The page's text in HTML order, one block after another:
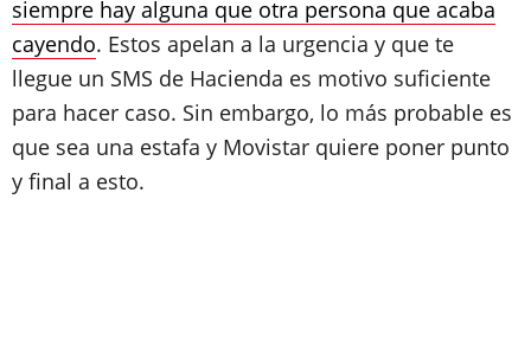
siempre hay alguna que otra persona que acaba
cayendo. Estos apelan a la urgencia y que te
llegue un SMS de Hacienda es motivo suficiente
para hacer caso. Sin embargo, lo más probable es
que sea una estafa y Movistar quiere poner punto
y final a esto.